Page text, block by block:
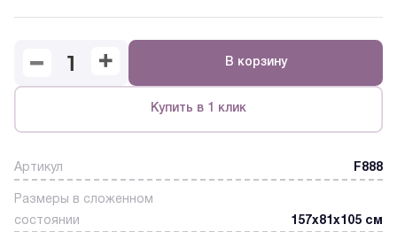
В корзину
Купить в 1 клик
Артикул F888
Размеры в сложенном
состоянии
157x81x105 см